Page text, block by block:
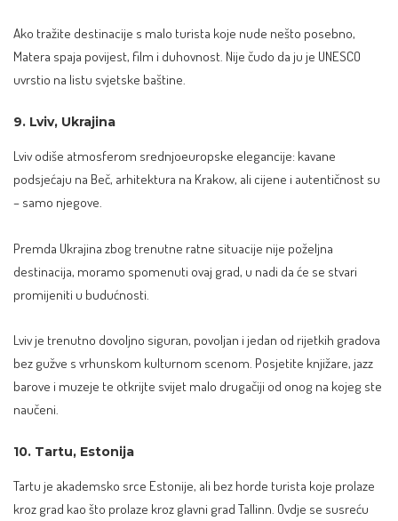
Ako tražite destinacije s malo turista koje nude nešto posebno,
Matera spaja povijest, film i duhovnost. Nije čudo da ju je UNESCO
uvrstio na listu svjetske baštine.
9. Lviv, Ukrajina
Lviv odiše atmosferom srednjoeuropske elegancije: kavane
podsjećaju na Beč, arhitektura na Krakow, ali cijene i autentičnost su
– samo njegove.
Premda Ukrajina zbog trenutne ratne situacije nije poželjna
destinacija, moramo spomenuti ovaj grad, u nadi da će se stvari
promijeniti u budućnosti.
Lviv je trenutno dovoljno siguran, povoljan i jedan od rijetkih gradova
bez gužve s vrhunskom kulturnom scenom. Posjetite knjižare, jazz
barove i muzeje te otkrijte svijet malo drugačiji od onog na kojeg ste
naučeni.
10. Tartu, Estonija
Tartu je akademsko srce Estonije, ali bez horde turista koje prolaze
kroz grad kao što prolaze kroz glavni grad Tallinn. Ovdje se susreću